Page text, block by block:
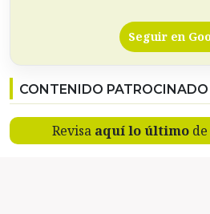
Seguir en
CONTENIDO PATROCINADO
Revisa aquí lo últimode